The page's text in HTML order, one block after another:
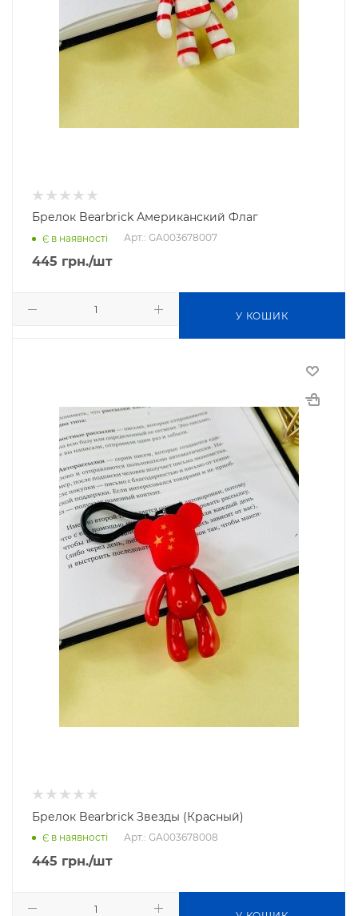
Брелок Bearbrick Американский Флаг
Є в наявності Арт.: GA003678007
445 грн./шт
У КОШИК
Брелок Bearbrick Звезды (Красный)
Є в наявності Арт.: GA003678008
445 грн./шт